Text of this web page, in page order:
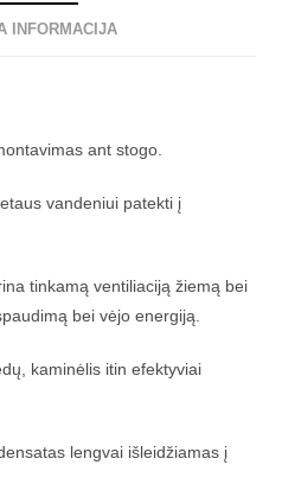
INFORMACIJA
ant stogo.
vandeniui patekti į
tinkamą ventiliaciją žiemą bei
bei vėjo energiją.
kaminėlis itin efektyviai
lengvai išleidžiamas į